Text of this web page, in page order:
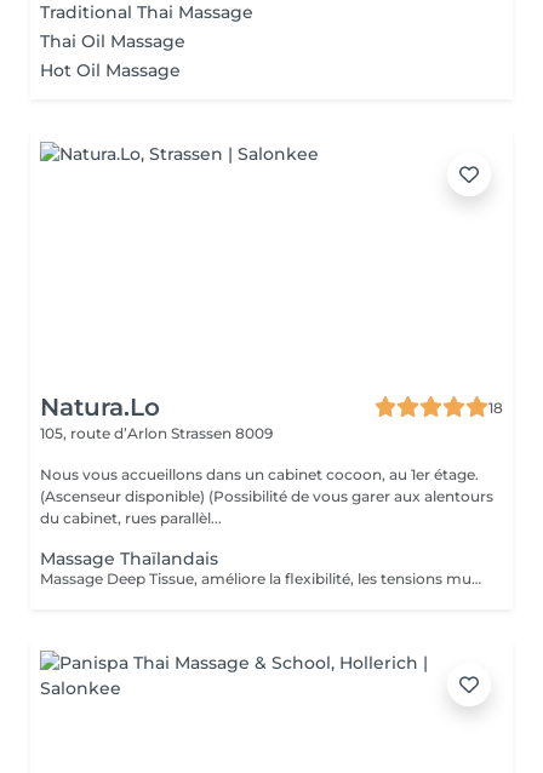
Traditional Thai Massage
Thai Oil Massage
Hot Oil Massage
Natura.Lo
18
105, route d’Arlon Strassen 8009
Nous vous accueillons dans un cabinet cocoon, au 1er étage.
(Ascenseur disponible) (Possibilité de vous garer aux alentours
du cabinet, rues parallèl...
Massage Thaïlandais
Massage Deep Tissue, améliore la flexibilité, les tensions musculaires, relaxation et relâchement des tensions